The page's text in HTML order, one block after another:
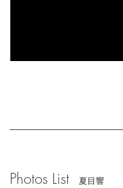
Photos List 夏目響